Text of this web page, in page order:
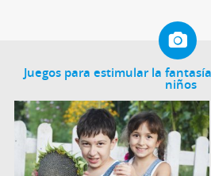
Juegos para estimular la
niños